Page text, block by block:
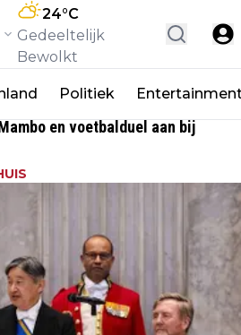
24°C
Gedeeltelijk
Bewolkt
Politiek
en voetbalduel aan bij